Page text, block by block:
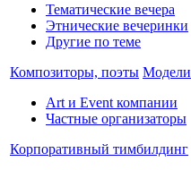
Тематические вечера
Этнические вечеринки
Другие по теме
Композиторы, поэты Модели
Art и Event компании
Частные организаторы
Корпоративный тимбилдинг